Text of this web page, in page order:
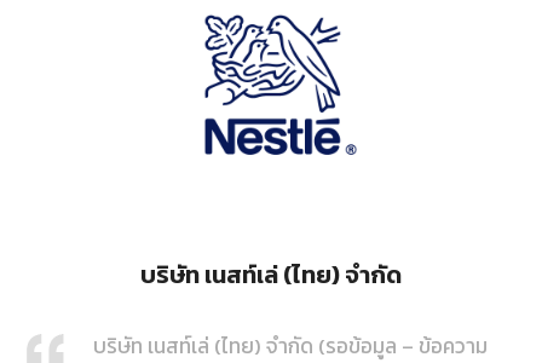
บริษัท เนสท์เล่ (ไทย) จำกัด
บริษัท เนสท์เล่ (ไทย) จำกัด (รอข้อมูล – ข้อความ